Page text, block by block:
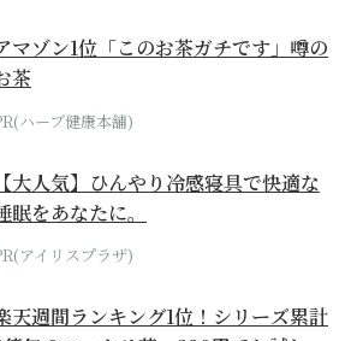
マゾン1位「このお茶ガチです」噂の
茶
ハーブ健康本舗)
【大人気】ひんやり冷感寝具で快適な
眠をあなたに。
アイリスプラザ)
天週間ランキング1位！シリーズ累計